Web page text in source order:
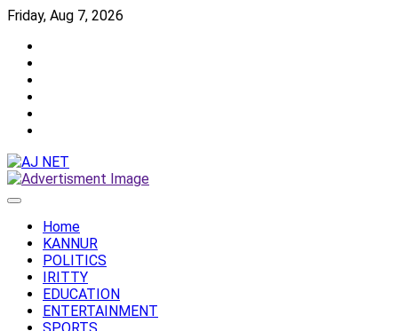
Skip
content
Friday, Aug 7, 2026
Home
KANNUR
POLITICS
IRITTY
EDUCATION
ENTERTAINMENT